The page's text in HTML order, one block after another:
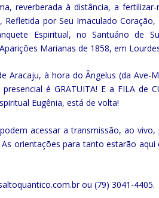
reverberada à distância, a
Refletida por Seu Imaculado
Espiritual, no Santuário de
Marianas de 1858, em
Aracaju, à hora do Ângelus (da
é GRATUITA! E a FILA de
Eugênia, está de volta!
acessar a transmissão, ao
orientações para tanto estarão
ou (79) 3041-4405.